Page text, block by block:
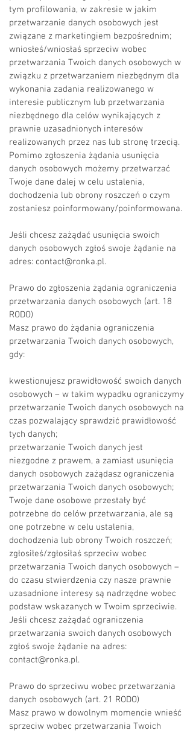
tym profilowania, w zakresie w jakim
przetwarzanie danych osobowych jest
związane z marketingiem bezpośrednim;
wniosłeś/wniosłaś sprzeciw wobec
przetwarzania Twoich danych osobowych w
związku z przetwarzaniem niezbędnym dla
wykonania zadania realizowanego w
interesie publicznym lub przetwarzania
niezbędnego dla celów wynikających z
prawnie uzasadnionych interesów
realizowanych przez nas lub stronę trzecią.
Pomimo zgłoszenia żądania usunięcia
danych osobowych możemy przetwarzać
Twoje dane dalej w celu ustalenia,
dochodzenia lub obrony roszczeń o czym
zostaniesz poinformowany/poinformowana.
Jeśli chcesz zażądać usunięcia swoich
danych osobowych zgłoś swoje żądanie na
adres: contact@ronka.pl.
Prawo do zgłoszenia żądania ograniczenia
przetwarzania danych osobowych (art. 18
RODO)
Masz prawo do żądania ograniczenia
przetwarzania Twoich danych osobowych,
gdy:
kwestionujesz prawidłowość swoich danych
osobowych – w takim wypadku ograniczymy
przetwarzanie Twoich danych osobowych na
czas pozwalający sprawdzić prawidłowość
tych danych;
przetwarzanie Twoich danych jest
niezgodne z prawem, a zamiast usunięcia
danych osobowych zażądasz ograniczenia
przetwarzania Twoich danych osobowych;
Twoje dane osobowe przestały być
potrzebne do celów przetwarzania, ale są
one potrzebne w celu ustalenia,
dochodzenia lub obrony Twoich roszczeń;
zgłosiłeś/zgłosiłaś sprzeciw wobec
przetwarzania Twoich danych osobowych –
do czasu stwierdzenia czy nasze prawnie
uzasadnione interesy są nadrzędne wobec
podstaw wskazanych w Twoim sprzeciwie.
Jeśli chcesz zażądać ograniczenia
przetwarzania swoich danych osobowych
zgłoś swoje żądanie na adres:
contact@ronka.pl.
Prawo do sprzeciwu wobec przetwarzania
danych osobowych (art. 21 RODO)
Masz prawo w dowolnym momencie wnieść
sprzeciw wobec przetwarzania Twoich